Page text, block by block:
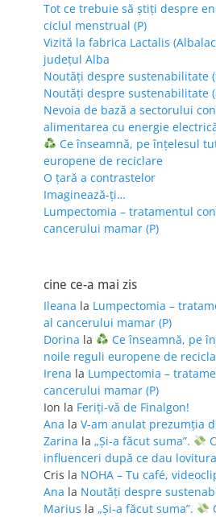
Tot ce trebuie să știți despre
ciclul menstrual (P)
Vizită la fabrica Lactalis
județul Alba
Noutăți despre sustenabilitate
Noutăți despre sustenabilitate
Nevoia de bază a sectorului
alimentarea cu energie
Ce înseamnă, pe înțelesul
europene de reciclare
O țară a contrastelor
Imaginează-ți…
Lumpectomia – tratamentul
cancerului mamar (P)
cine ce-a mai zis
Ileana la Lumpectomia –
al cancerului mamar (P)
Dorina la
Ce înseamnă, pe
noile reguli europene de
Irena la Lumpectomia –
cancerului mamar (P)
Ion la Feriţi-vă de Finalgon!
Ana la V-am anulat prezumția
Zarina la „Și-a făcut suma”.
influenceri după ce dau lovitura
Cris la NOHA – Tu café,
Ana la Noutăți despre
Marius la „Și-a făcut suma”.